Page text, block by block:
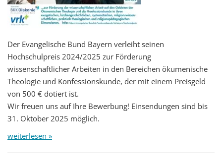
Der Evangelische Bund Bayern verleiht seinen
Hochschulpreis 2024/2025 zur Förderung
wissenschaftlicher Arbeiten in den Bereichen ökumenische
Theologie und Konfessionskunde, der mit einem Preisgeld
von 500 € dotiert ist.
Wir freuen uns auf Ihre Bewerbung! Einsendungen sind bis
31. Oktober 2025 möglich.
weiterlesen »